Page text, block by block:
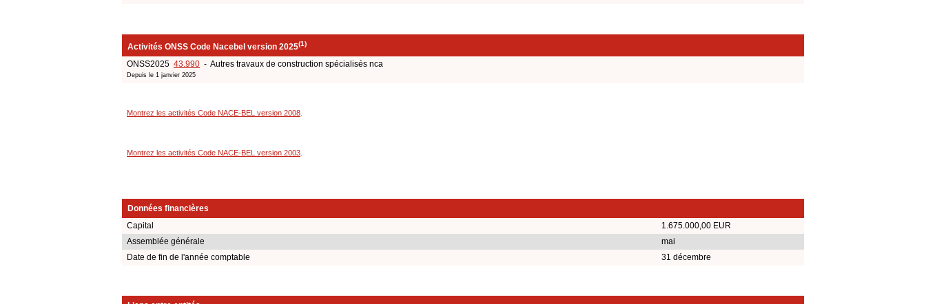
Activités ONSS Code Nacebel version 2025(1)
ONSS2025 43.990 - Autres travaux de construction spécialisés nca
Depuis le 1 janvier 2025
Montrez les activités Code NACE-BEL version 2008
Montrez les activités Code NACE-BEL version 2003
Données financières
Capital
1.675.000,00 EUR
Assemblée générale
mai
Date de fin de l'année comptable
31 décembre